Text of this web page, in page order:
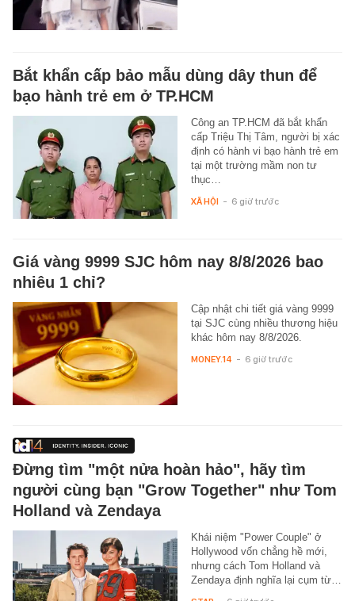
Bắt khẩn cấp bảo mẫu dùng dây thun để
bạo hành trẻ em ở TP.HCM
Công an TP.HCM đã bắt khẩn
cấp Triệu Thị Tâm, người bị xác
định có hành vi bạo hành trẻ em
tại một trường mầm non tư
thục…
XÃ HỘI - 6 giờ trước
Giá vàng 9999 SJC hôm nay 8/8/2026 bao
nhiêu 1 chỉ?
Cập nhật chi tiết giá vàng 9999
tại SJC cùng nhiều thương hiệu
khác hôm nay 8/8/2026.
MONEY.14 - 6 giờ trước
Đừng tìm "một nửa hoàn hảo", hãy tìm
người cùng bạn "Grow Together" như Tom
Holland và Zendaya
Khái niệm "Power Couple" ở
Hollywood vốn chẳng hề mới,
nhưng cách Tom Holland và
Zendaya định nghĩa lại cụm từ…